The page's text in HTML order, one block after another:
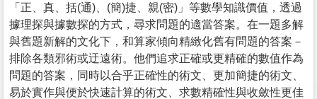
「正、真、括(通)、(簡)捷、親(密)」等數學知識價值，透過
據理探與據數探的方式，尋求問題的適當答案。在一題多解
與舊題新解的文化下，和算家傾向精緻化舊有問題的答案－
排除各類邪術或迂遠術。他們追求正確或更精確的數值作為
問題的答案，同時以合乎正確性的術文、更加簡捷的術文、
易於實作與便於快速計算的術文、求數精確性與收斂性更佳